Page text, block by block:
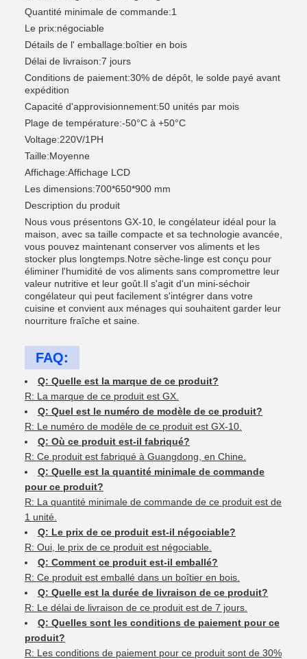
Quantité minimale de commande:1
Le prix:négociable
Détails de l' emballage:boîtier en bois
Délai de livraison:7 jours
Conditions de paiement:30% de dépôt, le solde payé avant
expédition
Capacité d'approvisionnement:50 unités par mois
Plage de température:-50°C à +50°C
Voltage:220V/1PH
Taille:Moyenne
Affichage:Affichage LCD
Les dimensions:700*650*900 mm
Description du produit
Nous vous présentons GX-10, le congélateur idéal pour la
maison, avec sa taille compacte et sa technologie avancée,
vous pouvez maintenant conserver vos aliments et les
stocker plus longtemps.Notre sèche-linge est conçu pour
éliminer l'humidité de vos aliments sans compromettre leur
valeur nutritive et leur goût.Il s'agit d'un mini-séchoir
congélateur qui peut facilement s'intégrer dans votre
cuisine et convient aux ménages qui souhaitent garder leur
nourriture fraîche et saine.
FAQ:
Q: Quelle est la marque de ce produit?
R: La marque de ce produit est GX.
Q: Quel est le numéro de modèle de ce produit?
R: Le numéro de modèle de ce produit est GX-10.
Q: Où ce produit est-il fabriqué?
R: Ce produit est fabriqué à Guangdong, en Chine.
Q: Quelle est la quantité minimale de commande
pour ce produit?
R: La quantité minimale de commande de ce produit est de
1 unité.
Q: Le prix de ce produit est-il négociable?
R: Oui, le prix de ce produit est négociable.
Q: Comment ce produit est-il emballé?
R: Ce produit est emballé dans un boîtier en bois.
Q: Quelle est la durée de livraison de ce produit?
R: Le délai de livraison de ce produit est de 7 jours.
Q: Quelles sont les conditions de paiement pour ce
produit?
R: Les conditions de paiement pour ce produit sont de 30%